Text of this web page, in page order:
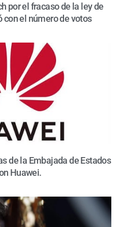
por el fracaso de la ley de
el número de votos
de la Embajada de Estados
Huawei.